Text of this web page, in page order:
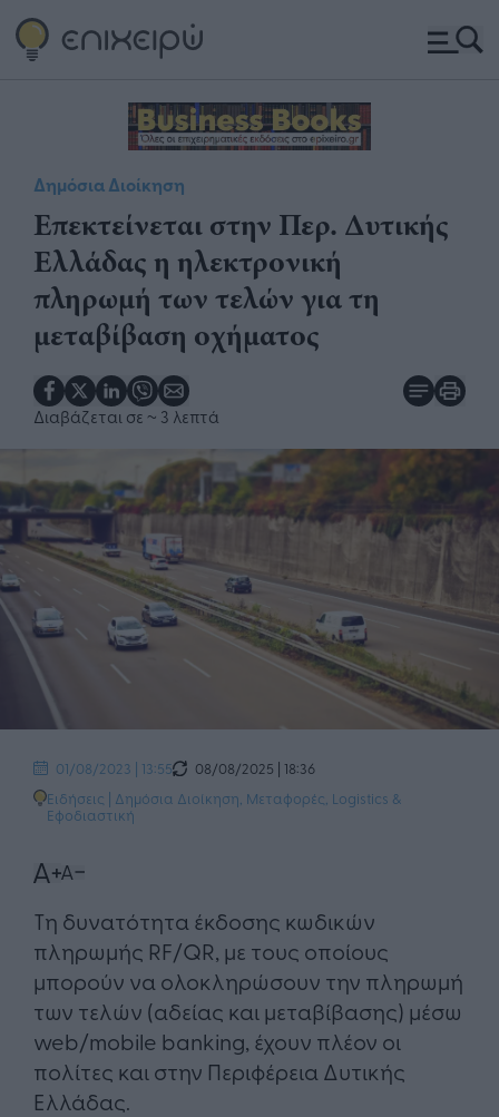
Δημόσια Διοίκηση
Επεκτείνεται στην Περ. Δυτικής
Ελλάδας η ηλεκτρονική
πληρωμή των τελών για τη
μεταβίβαση οχήματος
Διαβάζεται σε ~ 3 λεπτά
01/08/2023 | 13:55
08/08/2025 | 18:36
Ειδήσεις | Δημόσια Διοίκηση Μεταφορές, Logistics &
Εφοδιαστική
Τη δυνατότητα έκδοσης κωδικών
πληρωμής RF/QR, με τους οποίους
μπορούν να ολοκληρώσουν την πληρωμή
των τελών (αδείας και μεταβίβασης) μέσω
web/mobile banking, έχουν πλέον οι
πολίτες και στην Περιφέρεια Δυτικής
Ελλάδας.